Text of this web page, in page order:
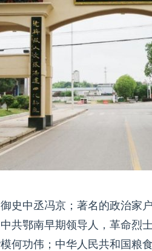
史中丞冯京；著名的政治家
共鄂南早期领导人，革命烈
何功伟；中华人民共和国粮